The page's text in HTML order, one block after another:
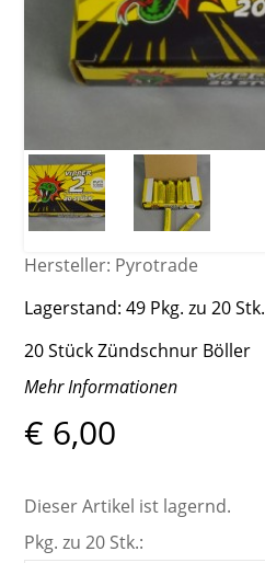
Hersteller: Pyrotrade
Lagerstand:49 Pkg. zu 20 Stk.
20 Stück Zündschnur Böller
Mehr Informationen
€ 6,00
Dieser Artikel ist lagernd.
Pkg. zu 20 Stk.: